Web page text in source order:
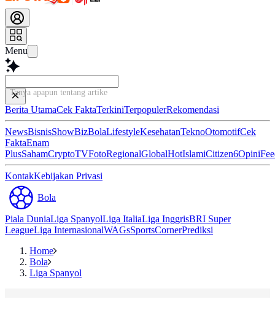
Menu
Tanya apapun tentang artikel ini...
Berita UtamaCek FaktaTerkiniTerpopulerRekomendasi
NewsBisnisShowBizBolaLifestyleKesehatanTeknoOtomotifCek
FaktaEnam
PlusSahamCryptoTVFotoRegionalGlobalHotIslamiCitizen6Opini
KontakKebijakan Privasi
Bola
Piala DuniaLiga SpanyolLiga ItaliaLiga InggrisBRI Super
LeagueLiga InternasionalWAGsSportsCornerPrediksi
Home
Bola
Liga Spanyol